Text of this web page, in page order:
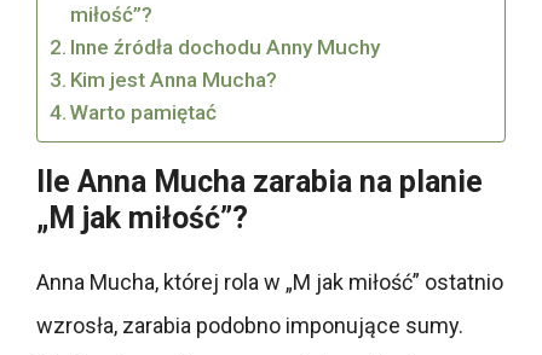
miłość”?
Inne źródła dochodu Anny Muchy
Kim jest Anna Mucha?
Warto pamiętać
Ile Anna Mucha zarabia na planie
„M jak miłość”?
Anna Mucha, której rola w „M jak miłość” ostatnio
wzrosła, zarabia podobno imponujące sumy.